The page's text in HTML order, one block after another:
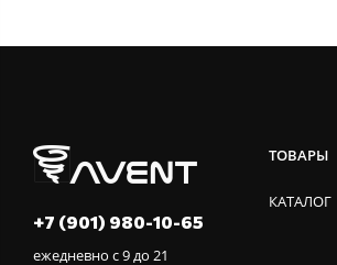
+7 (901) 980-10-65
ежедневно с 9 до 21
ТОВАРЫ
КАТАЛОГ